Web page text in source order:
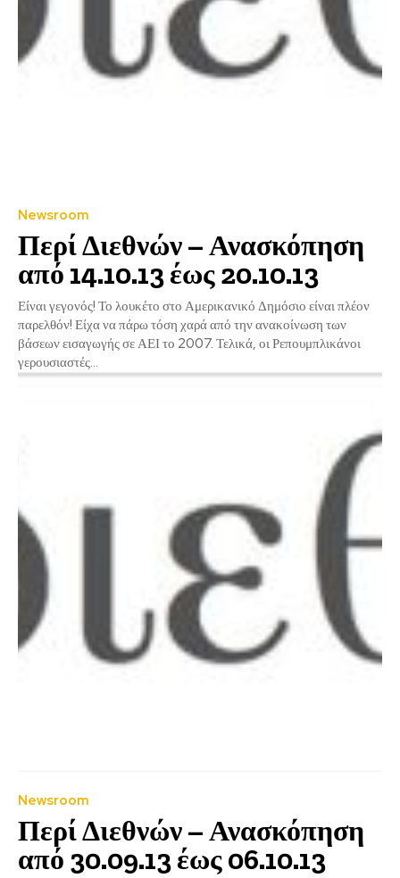
Newsroom
Περί Διεθνών – Ανασκόπηση
από 14.10.13 έως 20.10.13
Είναι γεγονός! Το λουκέτο στο Αμερικανικό Δημόσιο είναι πλέον
παρελθόν! Είχα να πάρω τόση χαρά από την ανακοίνωση των
βάσεων εισαγωγής σε ΑΕΙ το 2007. Τελικά, οι Ρεπουμπλικάνοι
γερουσιαστές...
Newsroom
Περί Διεθνών – Ανασκόπηση
από 30.09.13 έως 06.10.13